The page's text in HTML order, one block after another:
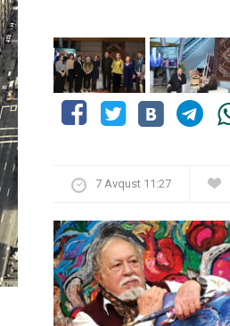
7 Avqust 11:27